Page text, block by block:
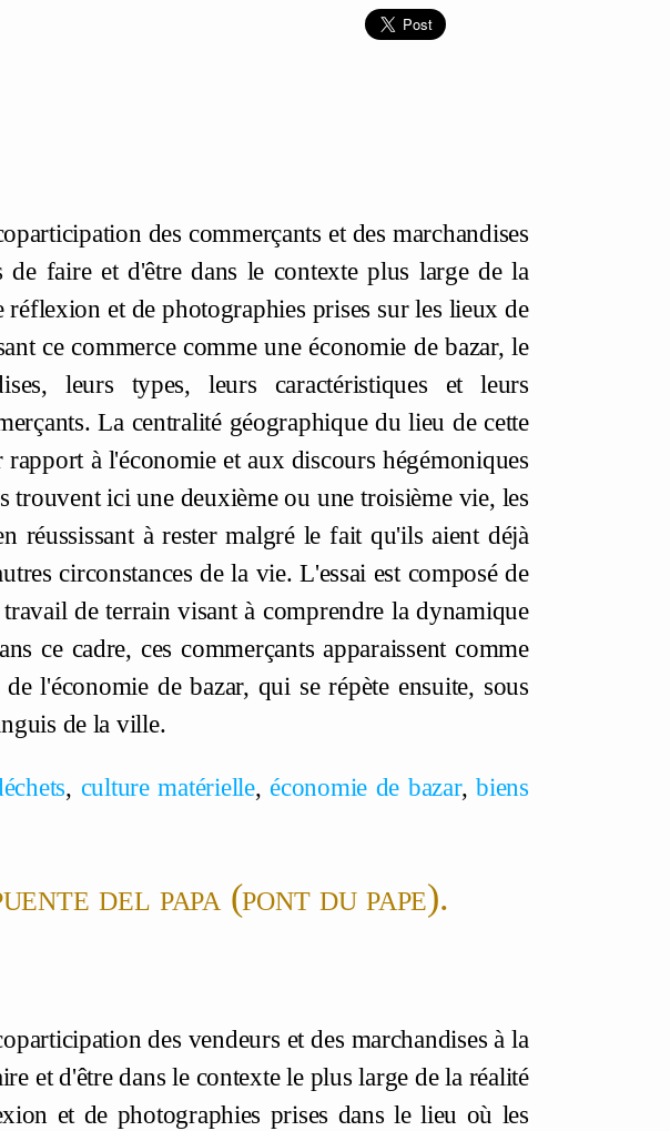
des commerçants et des marchandises
de faire et d'être dans le contexte plus large de la
réflexion et de photographies prises sur les lieux de
ce commerce comme une économie de bazar, le
leurs types, leurs caractéristiques et leurs
La centralité géographique du lieu de cette
à l'économie et aux discours hégémoniques
trouvent ici une deuxième ou une troisième vie, les
réussissant à rester malgré le fait qu'ils aient déjà
circonstances de la vie. L'essai est composé de
de terrain visant à comprendre la dynamique
ce cadre, ces commerçants apparaissent comme
l'économie de bazar, qui se répète ensuite, sous
de la ville.
, culture matérielle, économie de bazar,biens
del papa (pont du pape).
des vendeurs et des marchandises à la
et d'être dans le contexte le plus large de la réalité
et de photographies prises dans le lieu où les